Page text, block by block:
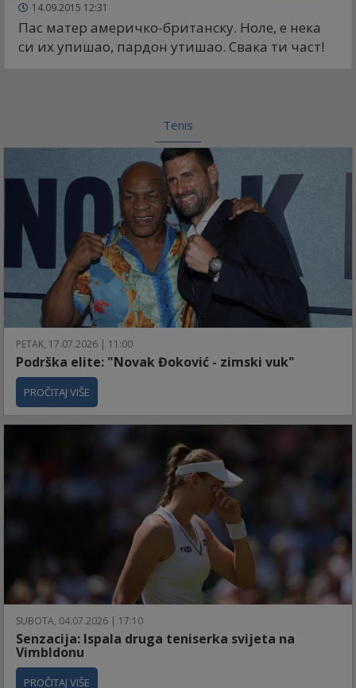
14.09.2015 12:31
Пас матер америчко-британску. Ноле, е нека
си их упишао, пардон утишао. Свака ти част!
Tenis
PETAK, 17.07.2026 | 11:00
Podrška elite: "Novak Đoković - zimski vuk"
PROČITAJ VIŠE
SUBOTA, 04.07.2026 | 17:10
Senzacija: Ispala druga teniserka svijeta na
Vimbldonu
PROČITAJ VIŠE